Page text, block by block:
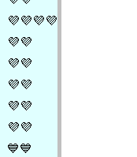
💜💜💜💜
💜💜
💜💜
💜💜
💜💜
💜💜
💙💙